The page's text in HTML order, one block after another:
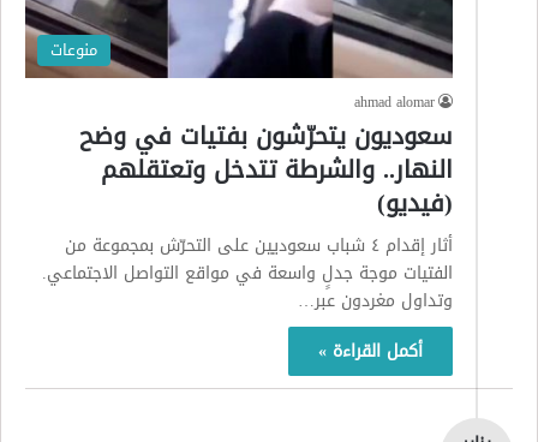
منوعات
ahmad alomar
سعوديون يتحرّشون بفتيات في وضح
النهار.. والشرطة تتدخل وتعتقلهم
(فيديو)
أثار إقدام ٤ شباب سعوديين على التحرّش بمجموعة من
الفتيات موجة جدلٍ واسعة في مواقع التواصل الاجتماعي.
وتداول مغردون عبر…
أكمل القراءة »